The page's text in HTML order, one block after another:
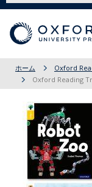
ホーム Oxford
Oxford Reading